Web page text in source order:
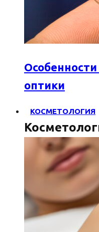
оптики
КОСМЕТОЛОГИЯ